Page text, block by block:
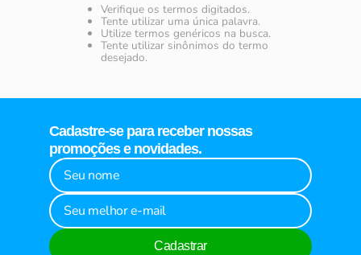
Verifique os termos digitados.
Tente utilizar uma única palavra.
Utilize termos genéricos na busca.
Tente utilizar sinônimos do termo
desejado.
Cadastre-se para receber nossas
promoções e novidades.
Cadastrar